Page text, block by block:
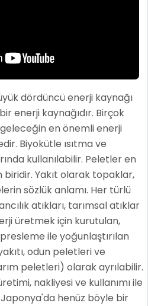
dördüncü enerji kaynağı
enerji kaynağıdır. Birçok
en önemli enerji
Biyokütle ısıtma ve
kullanılabilir. Peletler en
biridir. Yakıt olarak topaklar,
sözlük anlamı. Her türlü
atıkları, tarımsal atıklar
üretmek için kurutulan,
ile yoğunlaştırılan
odun peletleri ve
peletleri) olarak ayrılabilir.
nakliyesi ve kullanımı ile
henüz böyle bir